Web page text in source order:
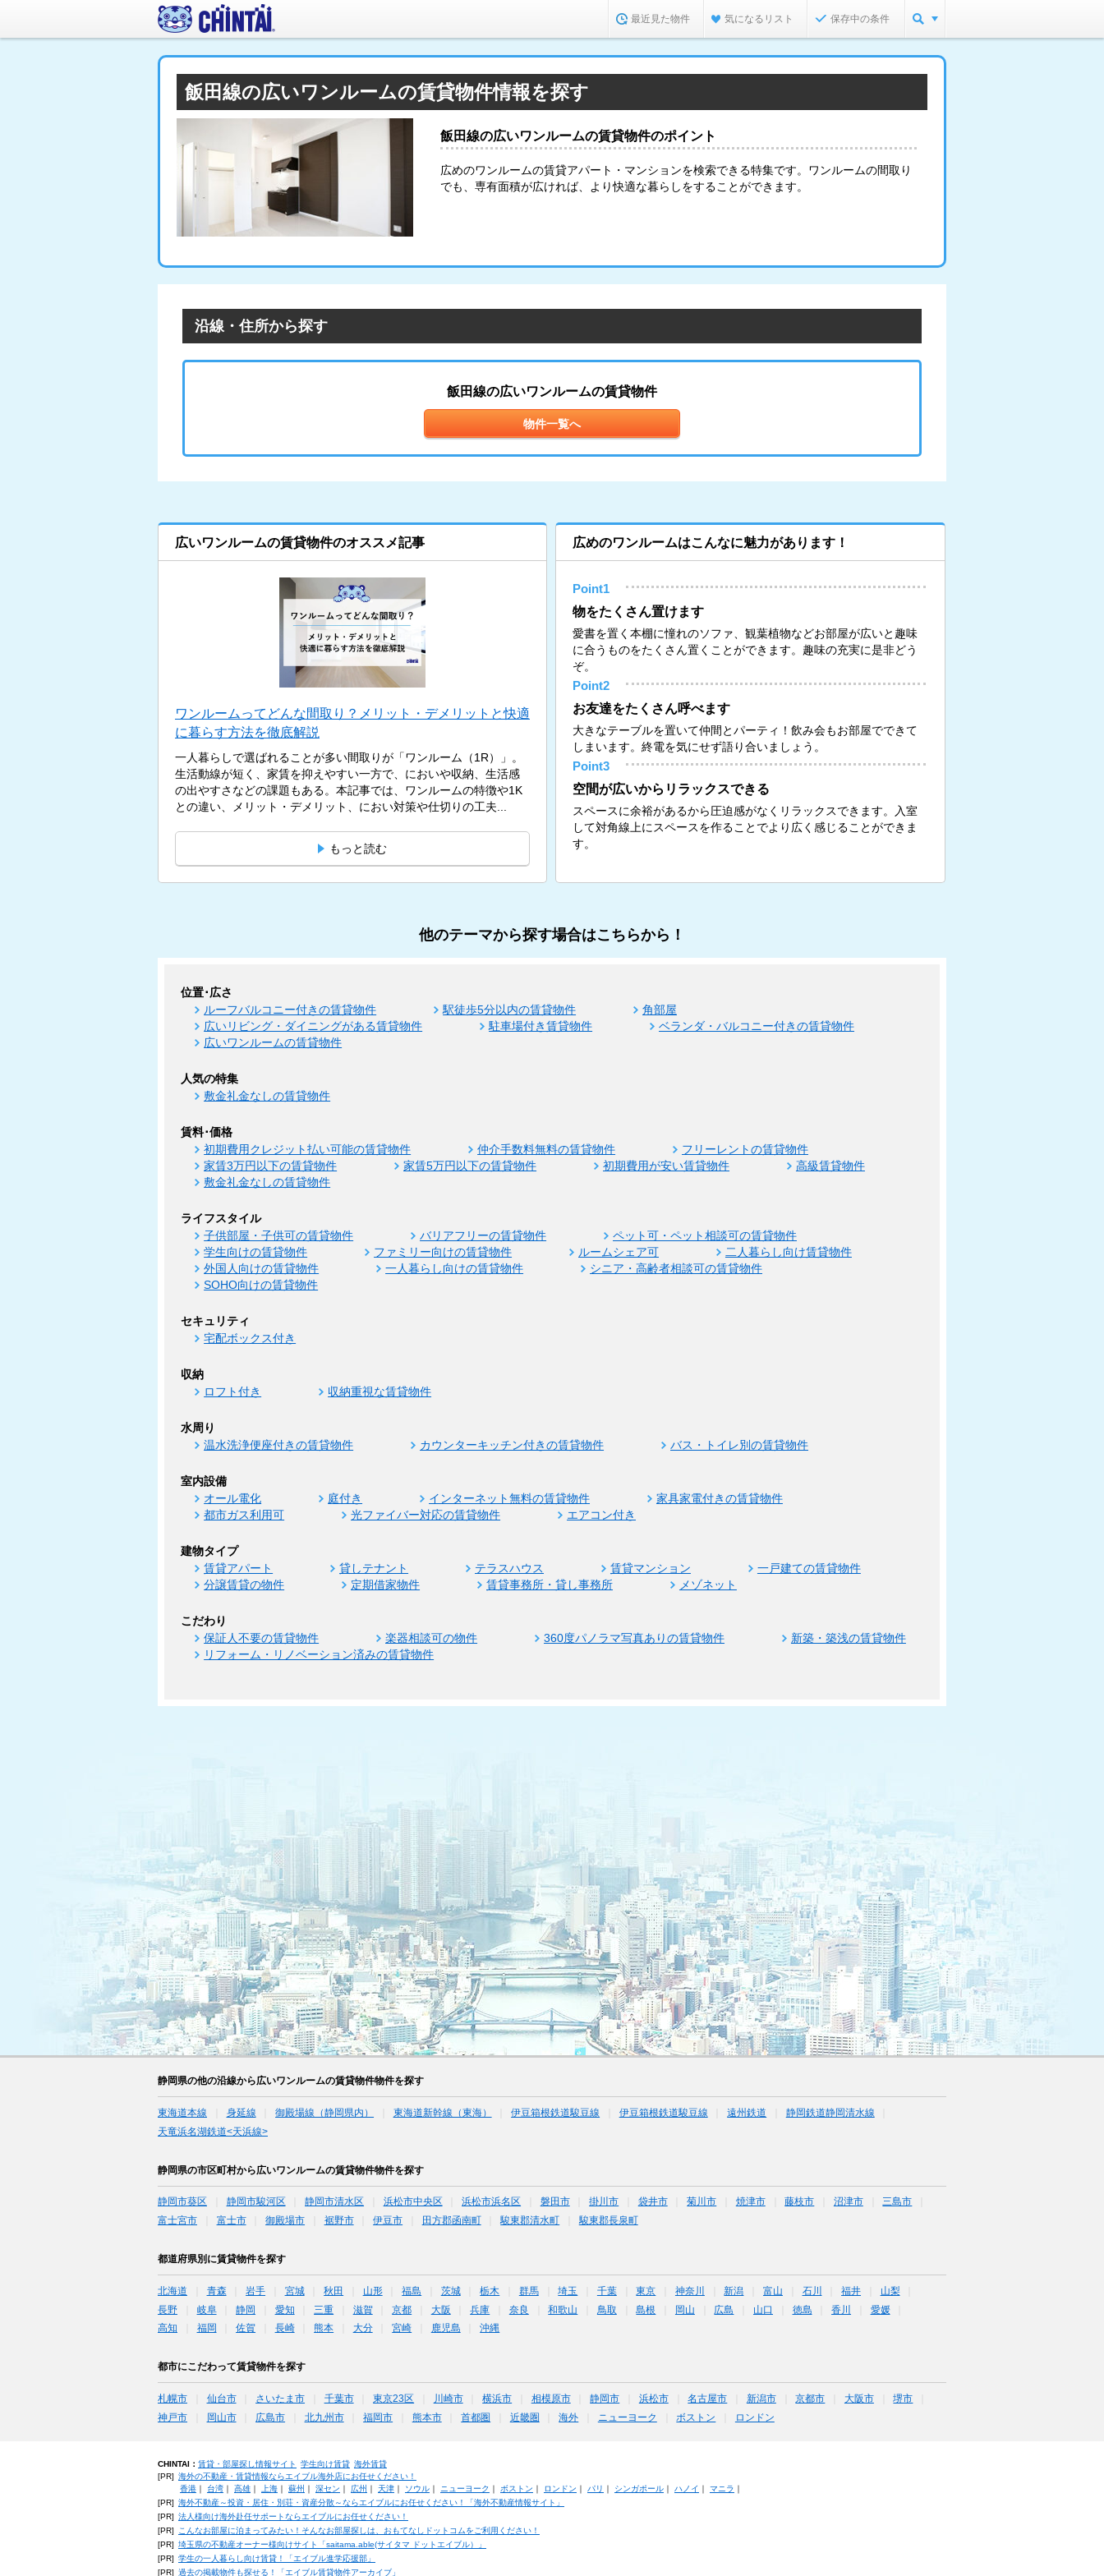
最近見た物件 気になるリスト 保存中の条件
飯田線の広いワンルームの賃貸物件情報を探す
飯田線の広いワンルームの賃貸物件のポイント
広めのワンルームの賃貸アパート・マンションを検索できる特集です。ワンルームの間取り
でも、専有面積が広ければ、より快適な暮らしをすることができます。
沿線・住所から探す
飯田線の広いワンルームの賃貸物件
物件一覧へ
広いワンルームの賃貸物件のオススメ記事
ワンルームってどんな間取り？メリット・デメリットと快適
に暮らす方法を徹底解説
一人暮らしで選ばれることが多い間取りが「ワンルーム（1R）」。
生活動線が短く、家賃を抑えやすい一方で、においや収納、生活感
の出やすさなどの課題もある。本記事では、ワンルームの特徴や1K
との違い、メリット・デメリット、におい対策や仕切りの工夫...
もっと読む
広めのワンルームはこんなに魅力があります！
Point1
物をたくさん置けます
愛書を置く本棚に憧れのソファ、観葉植物などお部屋が広いと趣味
に合うものをたくさん置くことができます。趣味の充実に是非どう
ぞ。
Point2
お友達をたくさん呼べます
大きなテーブルを置いて仲間とパーティ！飲み会もお部屋でできて
しまいます。終電を気にせず語り合いましょう。
Point3
空間が広いからリラックスできる
スペースに余裕があるから圧迫感がなくリラックスできます。入室
して対角線上にスペースを作ることでより広く感じることができま
す。
他のテーマから探す場合はこちらから！
位置･広さ
ルーフバルコニー付きの賃貸物件 駅徒歩5分以内の賃貸物件
角部屋
広いリビング・ダイニングがある賃貸物件
駐車場付き賃貸物件
ベランダ・バルコニー付きの賃貸物件
広いワンルームの賃貸物件
人気の特集
敷金礼金なしの賃貸物件
賃料･価格
初期費用クレジット払い可能の賃貸物件 仲介手数料無料の賃貸物件
フリーレントの賃貸物件
家賃3万円以下の賃貸物件
家賃5万円以下の賃貸物件 初期費用が安い賃貸物件
高級賃貸物件
敷金礼金なしの賃貸物件
ライフスタイル
子供部屋・子供可の賃貸物件 バリアフリーの賃貸物件
ペット可・ペット相談可の賃貸物件
学生向けの賃貸物件
ファミリー向けの賃貸物件 ルームシェア可
二人暮らし向け賃貸物件
外国人向けの賃貸物件
一人暮らし向けの賃貸物件
シニア・高齢者相談可の賃貸物件
SOHO向けの賃貸物件
セキュリティ
宅配ボックス付き
収納
ロフト付き 収納重視な賃貸物件
水周り
温水洗浄便座付きの賃貸物件 カウンターキッチン付きの賃貸物件 バス・トイレ別の賃貸物件
室内設備
オール電化 庭付き インターネット無料の賃貸物件
家具家電付きの賃貸物件
都市ガス利用可
光ファイバー対応の賃貸物件 エアコン付き
建物タイプ
賃貸アパート 貸しテナント テラスハウス 賃貸マンション
一戸建ての賃貸物件
分譲賃貸の物件
定期借家物件 賃貸事務所・貸し事務所 メゾネット
こだわり
保証人不要の賃貸物件 楽器相談可の物件 360度パノラマ写真ありの賃貸物件
新築・築浅の賃貸物件
リフォーム・リノベーション済みの賃貸物件
静岡県の他の沿線から広いワンルームの賃貸物件物件を探す
東海道本線 身延線 御殿場線（静岡県内） 東海道新幹線（東海） 伊豆箱根鉄道駿豆線 伊豆箱根鉄道駿豆線 遠州鉄道
静岡鉄道静岡清水線
天竜浜名湖鉄道<天浜線>
静岡県の市区町村から広いワンルームの賃貸物件物件を探す
静岡市葵区 静岡市駿河区 静岡市清水区 浜松市中央区 浜松市浜名区 磐田市 掛川市 袋井市 菊川市 焼津市 藤枝市 沼津市
三島市
富士宮市
富士市 御殿場市 裾野市 伊豆市 田方郡函南町 駿東郡清水町 駿東郡長泉町
都道府県別に賃貸物件を探す
北海道 青森 岩手 宮城 秋田 山形 福島 茨城 栃木 群馬 埼玉 千葉 東京 神奈川 新潟 富山 石川 福井
山梨
長野
岐阜 静岡 愛知 三重 滋賀 京都 大阪 兵庫 奈良 和歌山 鳥取 島根 岡山 広島 山口 徳島 香川
愛媛
高知
福岡 佐賀 長崎 熊本 大分 宮崎 鹿児島 沖縄
都市にこだわって賃貸物件を探す
札幌市 仙台市 さいたま市 千葉市 東京23区 川崎市 横浜市 相模原市 静岡市 浜松市 名古屋市 新潟市 京都市 大阪市
堺市
神戸市
岡山市 広島市 北九州市 福岡市 熊本市 首都圏 近畿圏 海外 ニューヨーク ボストン ロンドン
CHINTAI： 賃貸・部屋探し情報サイト 学生向け賃貸 海外賃貸
[PR] 海外の不動産・賃貸情報ならエイブル海外店にお任せください！
香港｜ 台湾｜ 高雄｜ 上海｜ 蘇州 ｜ 深セン ｜ 広州 ｜ 天津｜ ソウル｜ ニューヨーク ｜ ボストン ｜ ロンドン ｜ パリ ｜ シンガポール｜ ハノイ ｜ マニラ ｜
[PR] 海外不動産～投資・居住・別荘・資産分散～ならエイブルにお任せください！「海外不動産情報サイト」
[PR] 法人様向け海外赴任サポートならエイブルにお任せください！
[PR]
こんなお部屋に泊まってみたい！そんなお部屋探しは、おもてなしドットコムをご利用ください！
[PR] 埼玉県の不動産オーナー様向けサイト「saitama.able(サイタマ ドットエイブル）」
[PR] 学生の一人暮らし向け賃貸！「エイブル進学応援部」
[PR] 過去の掲載物件も探せる！「エイブル賃貸物件アーカイブ」